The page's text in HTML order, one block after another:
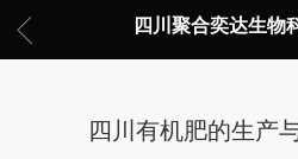
四川聚合奕达生物
四川有机肥的生产